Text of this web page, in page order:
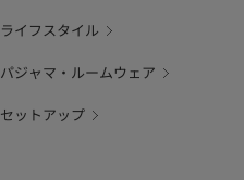
ライフスタイル
パジャマ・ルームウェア
セットアップ